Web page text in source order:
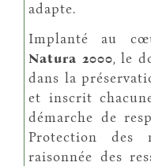
adapte.
Implanté au
Natura 2000, le
dans la
et inscrit
démarche de
Protection des
raisonnée des